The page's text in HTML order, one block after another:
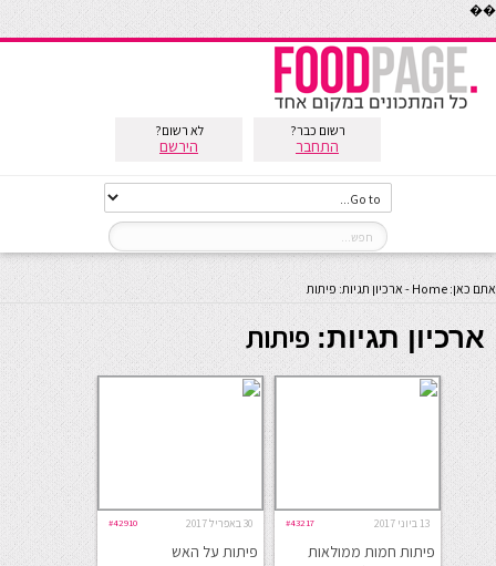
��
רשום כבר?
התחבר
לא רשום?
הירשם
אתם כאן: Home
-ארכיון תגיות: פיתות
ארכיון תגיות:פיתות
13 ביוני 2017 #43217
פיתות חמות ממולאות
30 באפריל 2017 #42910
פיתות על האש